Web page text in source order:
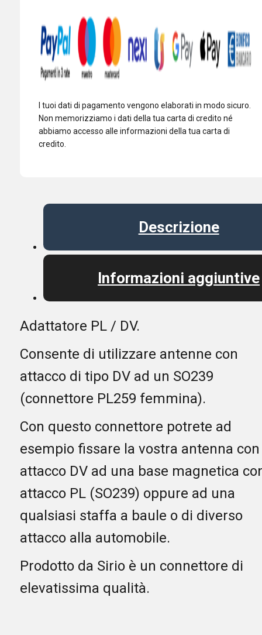
I tuoi dati di pagamento vengono elaborati in modo sicuro.
Non memorizziamo i dati della tua carta di credito né
abbiamo accesso alle informazioni della tua carta di
credito.
Descrizione
Informazioni aggiuntive
Adattatore PL / DV.
Consente di utilizzare antenne con
attacco di tipo DV ad un SO239
(connettore PL259 femmina).
Con questo connettore potrete ad
esempio fissare la vostra antenna con
attacco DV ad una base magnetica
attacco PL (SO239) oppure ad una
qualsiasi staffa a baule o di diverso
attacco alla automobile.
Prodotto da Sirio è un connettore di
elevatissima qualità.